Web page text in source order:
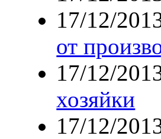
17/12/
от
17/12/
хозяйки
17/12/